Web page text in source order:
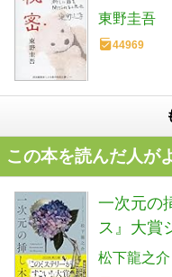
東野圭吾
44969
この本を読んだ人が
一次元の
ス』大賞
松下龍之介